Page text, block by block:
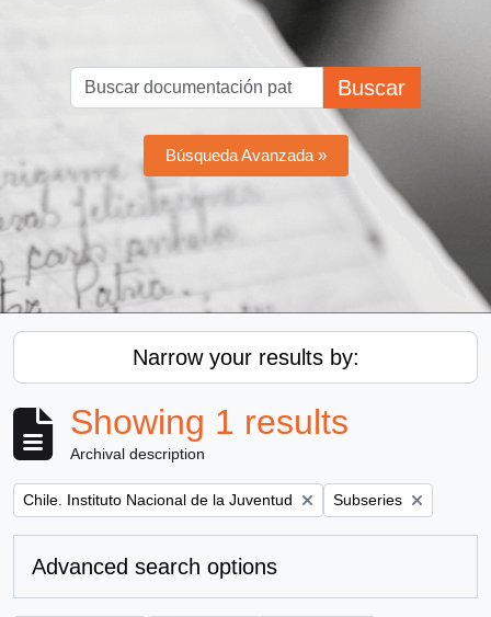
Buscar
Búsqueda Avanzada »
Narrow your results by:
Showing 1 results
Archival description
Remove filter:
Chile. Instituto Nacional de la Juventud Remove filter:
Subseries
Advanced search options